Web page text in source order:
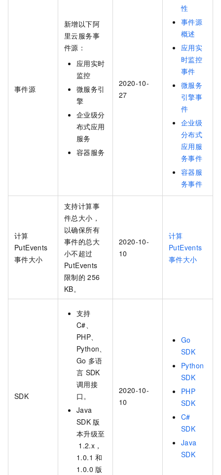
事件源
新增以下阿
里云服务事
件源：
应用实时
监控
微服务引
擎
企业级分
布式应用
服务
容器服务
2020-10-
27
性
事件源
概述
应用实
时监控
事件
微服务
引擎事
件
企业级
分布式
应用服
务事件
容器服
务事件
计算
PutEvents
事件大小
支持计算事
件总大小，
以确保所有
事件的总大
小不超过
PutEvents
限制的 256
KB。
2020-10-
10
计算
PutEvents
事件大小
SDK
支持
C#、
PHP、
Python、
Go 多语
言 SDK
调用接
口。
Java
SDK 版
本升级至
1.2.x，
1.0.1 和
1.0.0 版
2020-10-
10
Go
SDK
Python
SDK
PHP
SDK
C#
SDK
Java
SDK